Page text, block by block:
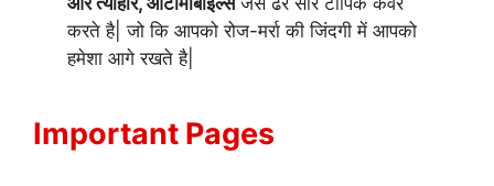
करते है| जो कि आपको रोज-मर्रा की जिंदगी में आपको
हमेशा आगे रखते है|
Important Pages